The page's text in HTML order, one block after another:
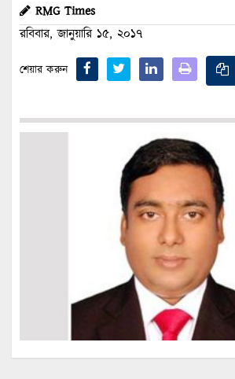
RMG Times
রবিবার, জানুয়ারি ১৫, ২০১৭
শেয়ার করুন